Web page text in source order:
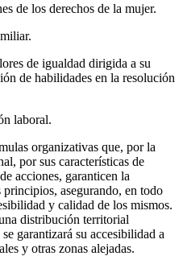
de los derechos de la mujer.
de igualdad dirigida a su
de habilidades en la resolución
laboral.
organizativas que, por la
por sus características de
acciones, garanticen la
asegurando, en todo
y calidad de los mismos.
distribución territorial
garantizará su accesibilidad a
y otras zonas alejadas.